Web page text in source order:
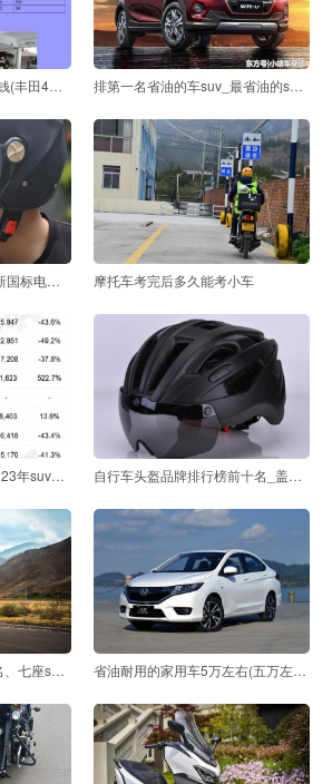
4万公里大保养大概多少钱(丰田4万公里大保养大概多少钱 排第一名省油的车suv_最省油的suv车排行榜第一名
电动车头盔品牌排行榜(新国标电动车头盔品牌) 摩托车考完后多久能考小车
suv销量排行榜4月份_2023年suv销量排行榜 自行车头盔品牌排行榜前十名_盖得自行车头盔品牌排行
7座混动suv排行榜前十名、七座suv混动汽车排行榜 省油耐用的家用车5万左右(五万左右省油的家用车排行榜